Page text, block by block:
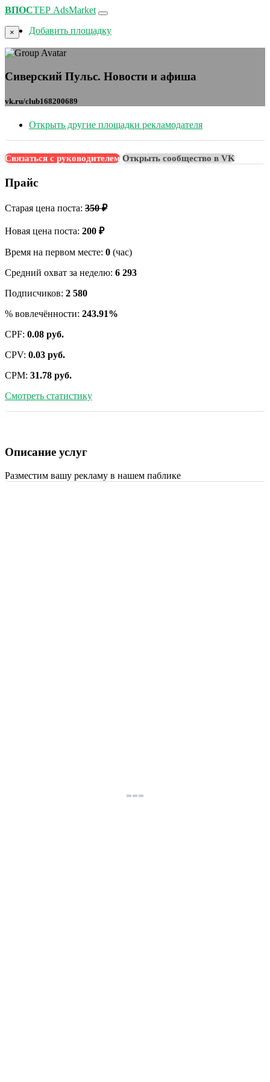
ВПОСТЕР AdsMarket
Добавить площадку
×
Сиверский Пульс. Новости и афиша
vk.ru/club168200689
Открыть другие площадки рекламодателя
Связаться с руководителем Открыть сообщество в VK
Прайс
Старая цена поста: 350 ₽
Новая цена поста: 200 ₽
Время на первом месте: 0 (час)
Средний охват за неделю: 6 293
Подписчиков: 2 580
% вовлечённости: 243.91%
CPF: 0.08 руб.
CPV: 0.03 руб.
CPM: 31.78 руб.
Смотреть статистику
Описание услуг
Разместим вашу рекламу в нашем паблике